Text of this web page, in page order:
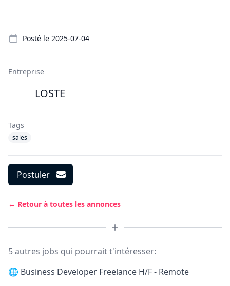
Posté le 2025-07-04
Entreprise
LOSTE
Tags
sales
Postuler
← Retour à toutes les annonces
5 autres jobs qui pourrait t'intéresser:
🌐 Business Developer Freelance H/F - Remote